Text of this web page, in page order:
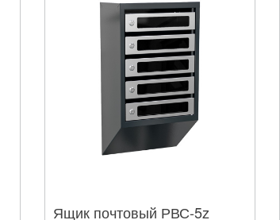
Ящик почтовый РВС-5z